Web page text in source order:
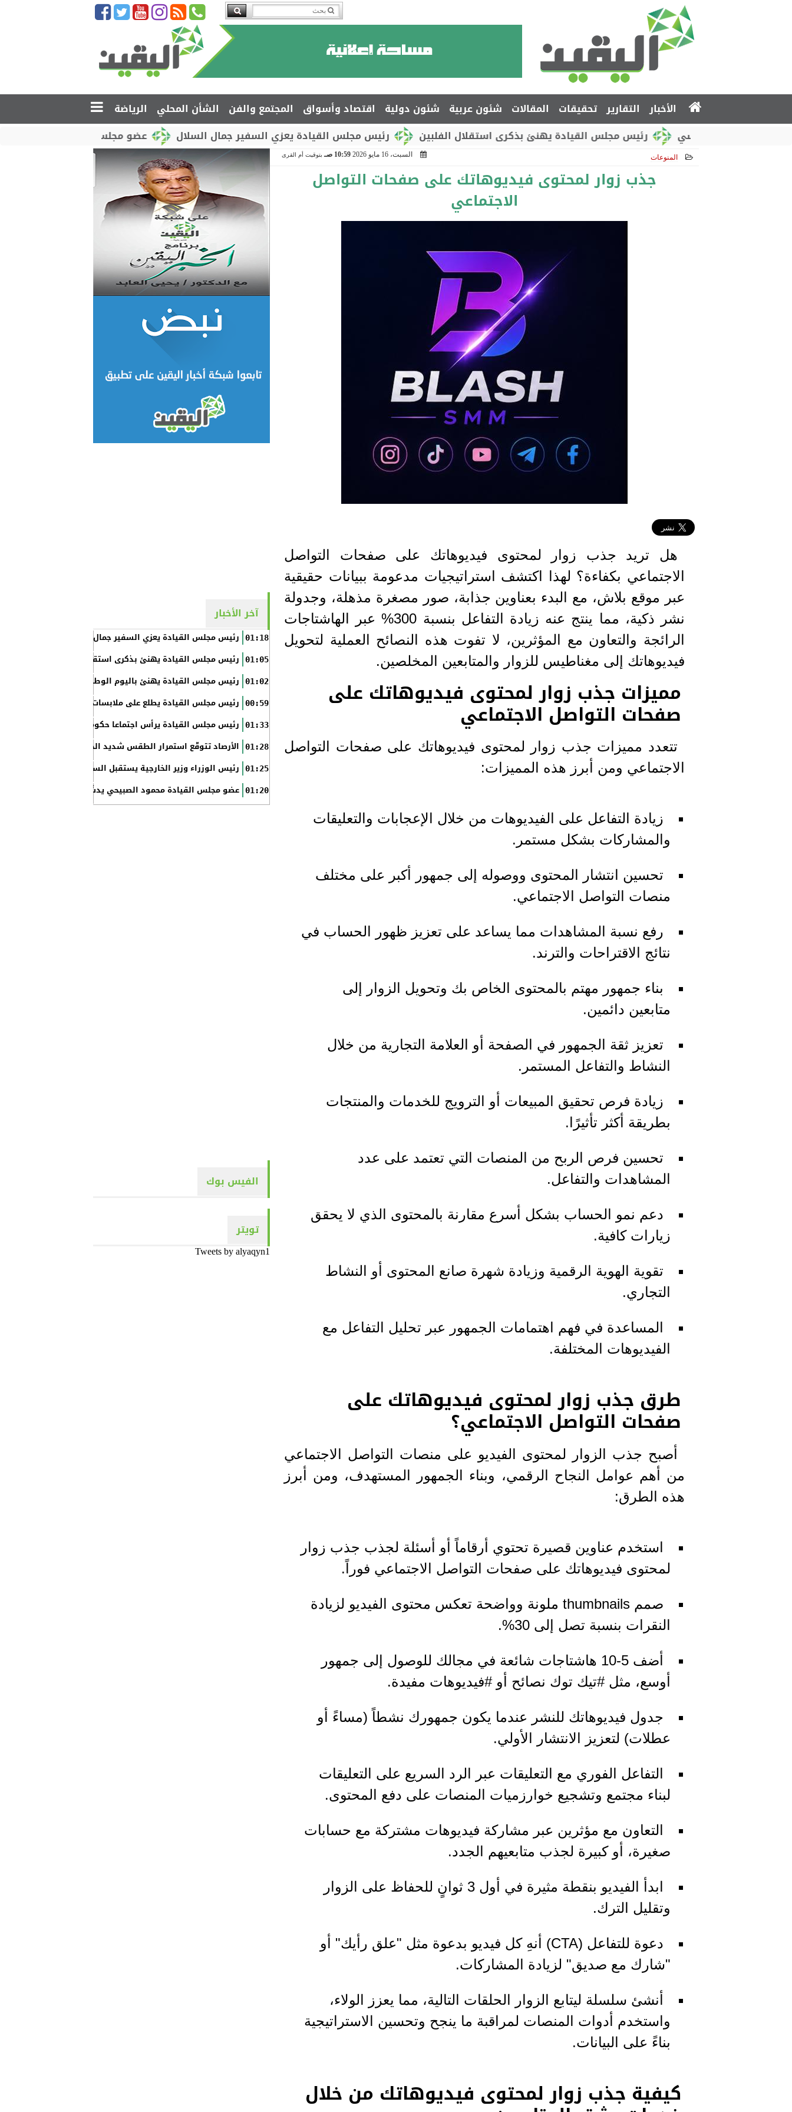
الأخبار التقارير تحقيقات المقالات شئون عربية شئون دولية اقتصاد وأسواق المجتمع والفن الشأن المحلي
الرياضة
عضو مجلس القيادة محمود الصبيحي يدشّن
رئيس مجلس القيادة يعزي السفير جمال السلال رئيس مجلس القيادة يهنئ بذكرى استقلال الفلبين
المنوعات السبت، 16 مايو 2026 10:59 صـ بتوقيت أم القرى
جذب زوار لمحتوى فيديوهاتك على صفحات التواصل
الاجتماعي
هل تريد جذب زوار لمحتوى فيديوهاتك على صفحات التواصل
الاجتماعي بكفاءة؟ لهذا اكتشف استراتيجيات مدعومة ببيانات حقيقية
عبر موقع بلاش، مع البدء بعناوين جذابة، صور مصغرة مذهلة، وجدولة
نشر ذكية، مما ينتج عنه زيادة التفاعل بنسبة 300% عبر الهاشتاجات
الرائجة والتعاون مع المؤثرين، لا تفوت هذه النصائح العملية لتحويل
فيديوهاتك إلى مغناطيس للزوار والمتابعين المخلصين.
مميزات جذب زوار لمحتوى فيديوهاتك على
صفحات التواصل الاجتماعي
تتعدد مميزات جذب زوار لمحتوى فيديوهاتك على صفحات التواصل
الاجتماعي ومن أبرز هذه المميزات:
زيادة التفاعل على الفيديوهات من خلال الإعجابات والتعليقات
والمشاركات بشكل مستمر.
تحسين انتشار المحتوى ووصوله إلى جمهور أكبر على مختلف
منصات التواصل الاجتماعي.
رفع نسبة المشاهدات مما يساعد على تعزيز ظهور الحساب في
نتائج الاقتراحات والترند.
بناء جمهور مهتم بالمحتوى الخاص بك وتحويل الزوار إلى
متابعين دائمين.
تعزيز ثقة الجمهور في الصفحة أو العلامة التجارية من خلال
النشاط والتفاعل المستمر.
زيادة فرص تحقيق المبيعات أو الترويج للخدمات والمنتجات
بطريقة أكثر تأثيرًا.
تحسين فرص الربح من المنصات التي تعتمد على عدد
المشاهدات والتفاعل.
دعم نمو الحساب بشكل أسرع مقارنة بالمحتوى الذي لا يحقق
زيارات كافية.
تقوية الهوية الرقمية وزيادة شهرة صانع المحتوى أو النشاط
التجاري.
المساعدة في فهم اهتمامات الجمهور عبر تحليل التفاعل مع
الفيديوهات المختلفة.
طرق جذب زوار لمحتوى فيديوهاتك على
صفحات التواصل الاجتماعي؟
أصبح جذب الزوار لمحتوى الفيديو على منصات التواصل الاجتماعي
من أهم عوامل النجاح الرقمي، وبناء الجمهور المستهدف، ومن أبرز
هذه الطرق:
استخدم عناوين قصيرة تحتوي أرقاماً أو أسئلة لجذب جذب زوار
لمحتوى فيديوهاتك على صفحات التواصل الاجتماعي فوراً.
صمم thumbnails ملونة وواضحة تعكس محتوى الفيديو لزيادة
النقرات بنسبة تصل إلى 30%.
أضف 5-10 هاشتاجات شائعة في مجالك للوصول إلى جمهور
أوسع، مثل #تيك توك نصائح أو #فيديوهات مفيدة.
جدول فيديوهاتك للنشر عندما يكون جمهورك نشطاً (مساءً أو
عطلات) لتعزيز الانتشار الأولي.
التفاعل الفوري مع التعليقات عبر الرد السريع على التعليقات
لبناء مجتمع وتشجيع خوارزميات المنصات على دفع المحتوى.
التعاون مع مؤثرين عبر مشاركة فيديوهات مشتركة مع حسابات
صغيرة، أو كبيرة لجذب متابعيهم الجدد.
ابدأ الفيديو بنقطة مثيرة في أول 3 ثوانٍ للحفاظ على الزوار
وتقليل الترك.
دعوة للتفاعل (CTA) أنهِ كل فيديو بدعوة مثل "علق رأيك" أو
"شارك مع صديق" لزيادة المشاركات.
أنشئ سلسلة ليتابع الزوار الحلقات التالية، مما يعزز الولاء،
واستخدم أدوات المنصات لمراقبة ما ينجح وتحسين الاستراتيجية
بناءً على البيانات.
كيفية جذب زوار لمحتوى فيديوهاتك من خلال
آخر الأخبار
01:18 رئيس مجلس القيادة يعزي السفير جمال السلال
01:05 رئيس مجلس القيادة يهنئ بذكرى استقلال الفلبين
01:02 رئيس مجلس القيادة يهنئ باليوم الوطني الروسي
00:59 رئيس مجلس القيادة يطلع على ملابسات حادثة إطلاق النار في
01:33 رئيس مجلس القيادة يرأس اجتماعا حكوميا مصغرا لدعم جهود
01:28 الأرصاد تتوقّع استمرار الطقس شديد الحرارة بالسواحل والصحاري
01:25 رئيس الوزراء وزير الخارجية يستقبل السفير الأمريكي
01:20 عضو مجلس القيادة محمود الصبيحي يدشّن اختبارات الثانوية
الفيس بوك
تويتر
Tweets by alyaqyn1